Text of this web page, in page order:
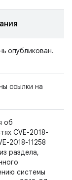
опубликован.
ссылки на
об
CVE-2018-
2018-11258
раздела,
системы